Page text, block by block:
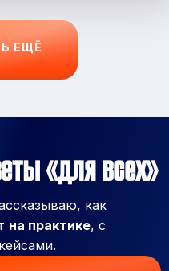
ЕЩЁ
«для всех»
как
на практике, с